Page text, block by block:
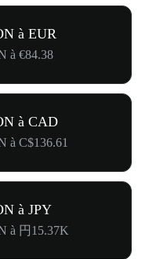
à EUR
à €84.38
à CAD
à C$136.61
à JPY
à 円15.37K